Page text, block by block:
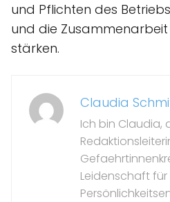
und Pflichten des
und die
stärken.
Claudia
Ich bin Claudia,
Leidenschaft für